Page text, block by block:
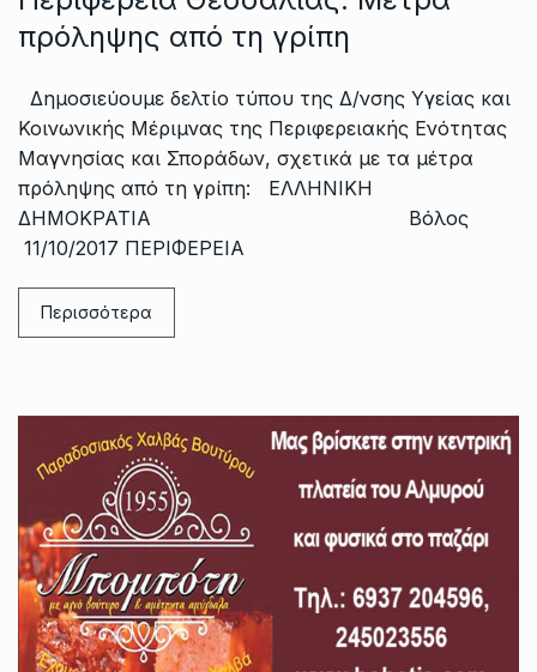
πρόληψης από τη γρίπη
Δημοσιεύουμε δελτίο τύπου της Δ/νσης Υγείας και
Κοινωνικής Μέριμνας της Περιφερειακής Ενότητας
Μαγνησίας και Σποράδων, σχετικά με τα μέτρα
πρόληψης από τη γρίπη: ΕΛΛΗΝΙΚΗ
ΔΗΜΟΚΡΑΤΙΑ Βόλος
11/10/2017 ΠΕΡΙΦΕΡΕΙΑ
Περισσότερα